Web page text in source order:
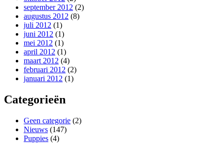
september 2012 (2)
augustus 2012 (8)
juli 2012 (1)
juni 2012 (1)
mei 2012 (1)
april 2012 (1)
maart 2012 (4)
februari 2012 (2)
januari 2012 (1)
Categorieën
Geen categorie (2)
Nieuws (147)
Puppies (4)